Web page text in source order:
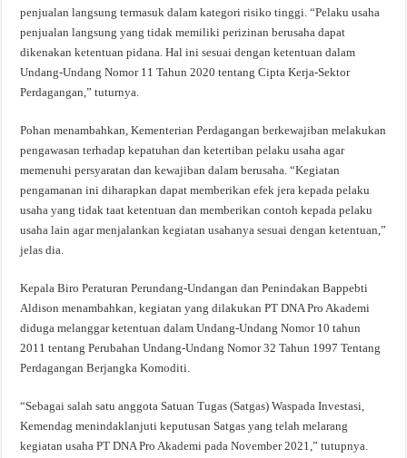
penjualan langsung termasuk dalam kategori risiko tinggi. “Pelaku usaha
penjualan langsung yang tidak memiliki perizinan berusaha dapat
dikenakan ketentuan pidana. Hal ini sesuai dengan ketentuan dalam
Undang-Undang Nomor 11 Tahun 2020 tentang Cipta Kerja-Sektor
Perdagangan,” tuturnya.
Pohan menambahkan, Kementerian Perdagangan berkewajiban melakukan
pengawasan terhadap kepatuhan dan ketertiban pelaku usaha agar
memenuhi persyaratan dan kewajiban dalam berusaha. “Kegiatan
pengamanan ini diharapkan dapat memberikan efek jera kepada pelaku
usaha yang tidak taat ketentuan dan memberikan contoh kepada pelaku
usaha lain agar menjalankan kegiatan usahanya sesuai dengan ketentuan,”
jelas dia.
Kepala Biro Peraturan Perundang-Undangan dan Penindakan Bappebti
Aldison menambahkan, kegiatan yang dilakukan PT DNA Pro Akademi
diduga melanggar ketentuan dalam Undang-Undang Nomor 10 tahun
2011 tentang Perubahan Undang-Undang Nomor 32 Tahun 1997 Tentang
Perdagangan Berjangka Komoditi.
“Sebagai salah satu anggota Satuan Tugas (Satgas) Waspada Investasi,
Kemendag menindaklanjuti keputusan Satgas yang telah melarang
kegiatan usaha PT DNA Pro Akademi pada November 2021,” tutupnya.